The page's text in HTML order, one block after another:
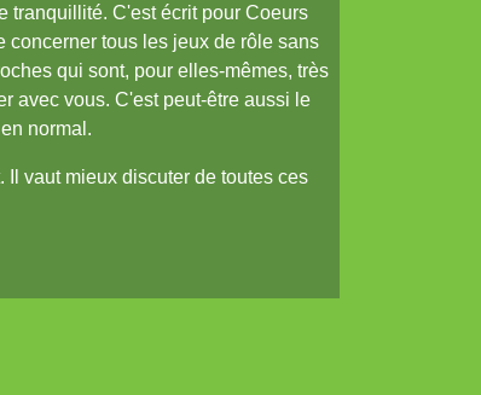
tranquillité. C'est écrit pour Coeurs
tous les jeux de rôle sans
qui sont, pour elles-mêmes, très
avec vous. C'est peut-être aussi le
normal.
vaut mieux discuter de toutes ces